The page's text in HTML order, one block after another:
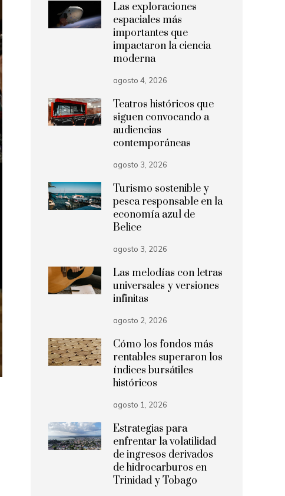
Las exploraciones
espaciales más
importantes que
impactaron la ciencia
moderna
agosto 4, 2026
Teatros históricos que
siguen convocando a
audiencias
contemporáneas
agosto 3, 2026
Turismo sostenible y
pesca responsable en la
economía azul de
Belice
agosto 3, 2026
Las melodías con letras
universales y versiones
infinitas
agosto 2, 2026
Cómo los fondos más
rentables superaron los
índices bursátiles
históricos
agosto 1, 2026
Estrategias para
enfrentar la volatilidad
de ingresos derivados
de hidrocarburos en
Trinidad y Tobago